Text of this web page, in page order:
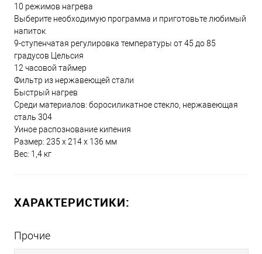
10 режимов нагрева
Выберите необходимую программа и приготовьте любимый
напиток
9-ступенчатая регулировка температуры от 45 до 85
градусов Цельсия
12 часовой таймер
Фильтр из нержавеющей стали
Быстрый нагрев
Среди материалов: боросиликатное стекло, нержавеющая
сталь 304
Уиное распознование кипения
Размер: 235 х 214 х 136 мм
Вес: 1,4 кг
ХАРАКТЕРИСТИКИ:
Прочие